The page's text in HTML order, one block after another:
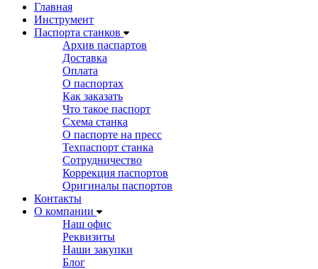
Главная
Инструмент
Паспорта станков
Архив паспартов
Доставка
Оплата
О паспортах
Как заказать
Что такое паспорт
Схема станка
О паспорте на пресс
Техпаспорт станка
Сотрудничество
Коррекция паспортов
Оригиналы паспортов
Контакты
О компании
Наш офис
Реквизиты
Наши закупки
Блог